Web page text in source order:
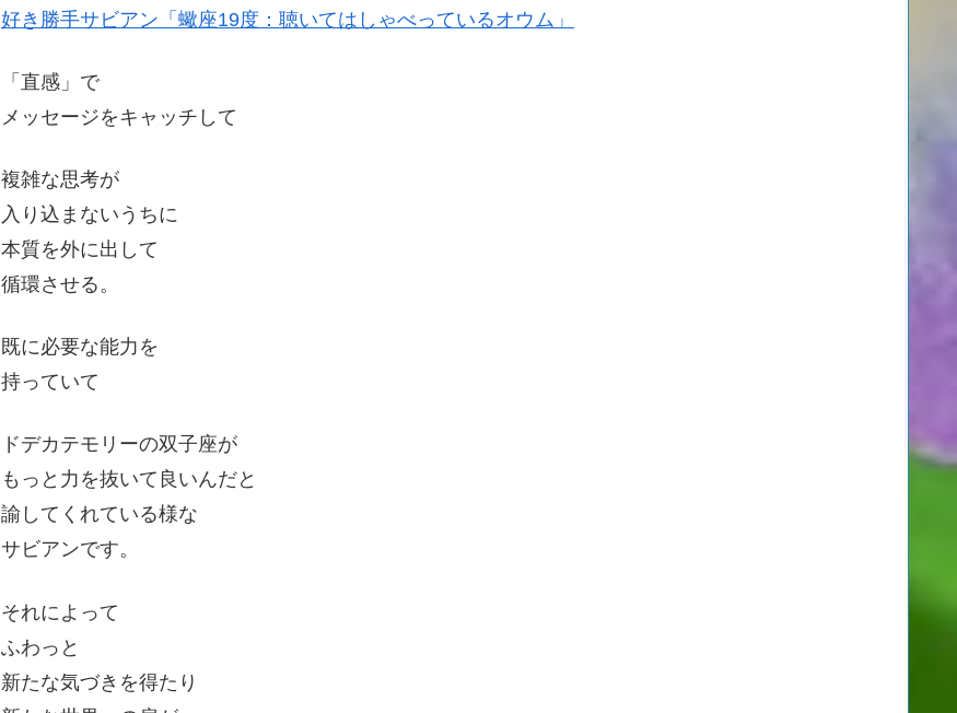
好き勝手サビアン「蠍座19度：聴いてはしゃべっているオウム」
「直感」で
メッセージをキャッチして
複雑な思考が
入り込まないうちに
本質を外に出して
循環させる。
既に必要な能力を
持っていて
ドデカテモリーの双子座が
もっと力を抜いて良いんだと
諭してくれている様な
サビアンです。
それによって
ふわっと
新たな気づきを得たり